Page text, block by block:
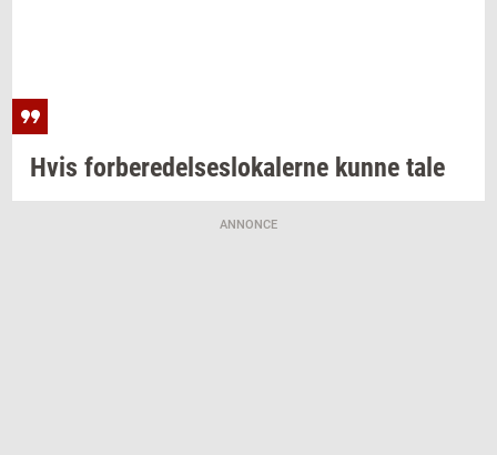
Hvis for­be­re­del­ses­lo­ka­ler­ne kunne tale
ANNONCE